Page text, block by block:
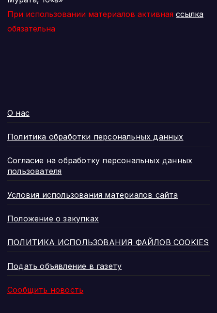
При использовании материалов активная ссылка
обязательна
О нас
Политика обработки персональных данных
Согласие на обработку персональных данных
пользователя
Условия использования материалов сайта
Положение о закупках
ПОЛИТИКА ИСПОЛЬЗОВАНИЯ ФАЙЛОВ COOKIES
Подать объявление в газету
Сообщить новость